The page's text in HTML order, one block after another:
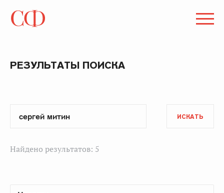
РЕЗУЛЬТАТЫ ПОИСКА
ИСКАТЬ
Найдено результатов: 5